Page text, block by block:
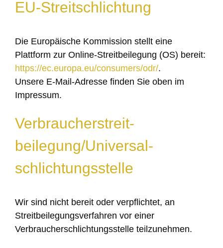
EU-Streitschlichtung
Die Europäische Kommission stellt eine
Plattform zur Online-Streitbeilegung (OS) bereit:
https://ec.europa.eu/consumers/odr/.
Unsere E-Mail-Adresse finden Sie oben im
Impressum.
Verbraucher­streit­
beilegung/Universal­
schlichtungs­stelle
Wir sind nicht bereit oder verpflichtet, an
Streitbeilegungsverfahren vor einer
Verbraucherschlichtungsstelle teilzunehmen.